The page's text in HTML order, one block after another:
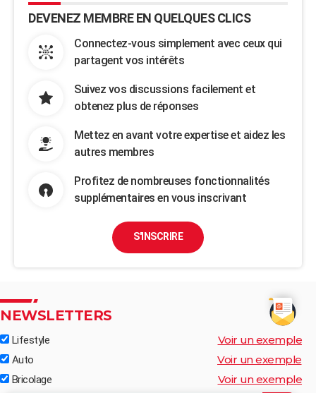
DEVENEZ MEMBRE EN QUELQUES CLICS
Connectez-vous simplement avec ceux qui
partagent vos intérêts
Suivez vos discussions facilement et
obtenez plus de réponses
Mettez en avant votre expertise et aidez les
autres membres
Profitez de nombreuses fonctionnalités
supplémentaires en vous inscrivant
S'INSCRIRE
NEWSLETTERS
Lifestyle Voir un exemple
Auto Voir un exemple
Bricolage Voir un exemple